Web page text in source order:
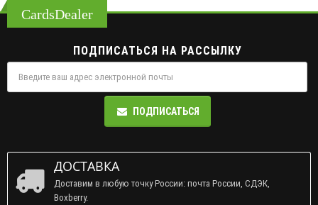
CardsDealer
ПОДПИСАТЬСЯ НА РАССЫЛКУ
ПОДПИСАТЬСЯ
ДОСТАВКА
Доставим в любую точку России: почта России, СДЭК,
Boxberry.